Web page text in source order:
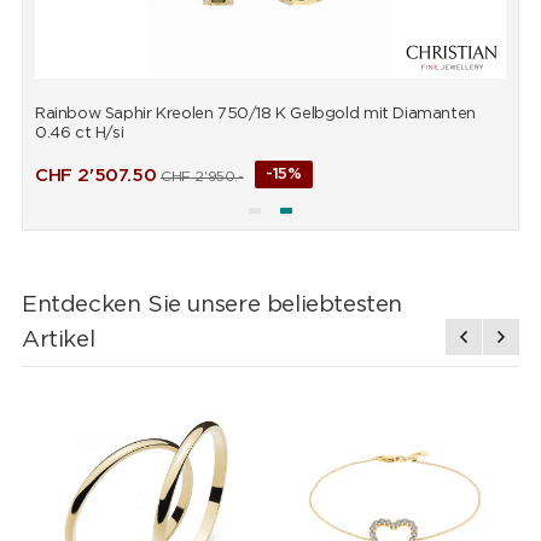
Rainbow Saphir Kreolen 750/18 K Gelbgold mit Diamanten
0.46 ct H/si
CHF 2'507.50 CHF2'950.- -15%
Entdecken Sie unsere beliebtesten
Artikel